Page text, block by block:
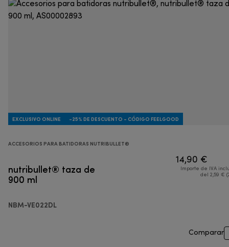
EXCLUSIVO ONLINE -25% DE DESCUENTO - CÓDIGO FEELGOOD
ACCESORIOS PARA BATIDORAS NUTRIBULLET®
nutribullet® taza de
900 ml
NBM-VE022DL
14,90 €
Importe de IVA
del 2,59 €
Comparar